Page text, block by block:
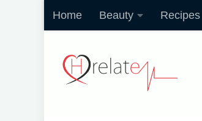
Home Beauty Recipes